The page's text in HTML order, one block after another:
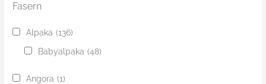
Fasern
Alpaka (136)
Babyalpaka (48)
Angora (1)